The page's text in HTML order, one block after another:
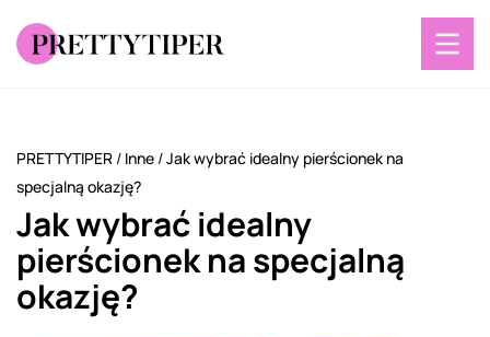
PRETTYTIPER / Inne /Jak wybrać idealny pierścionek na
specjalną okazję?
Jak wybrać idealny
pierścionek na specjalną
okazję?